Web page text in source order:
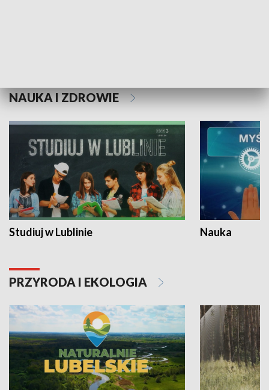
NAUKA I ZDROWIE
Studiuj w Lublinie Nauka
PRZYRODA I EKOLOGIA